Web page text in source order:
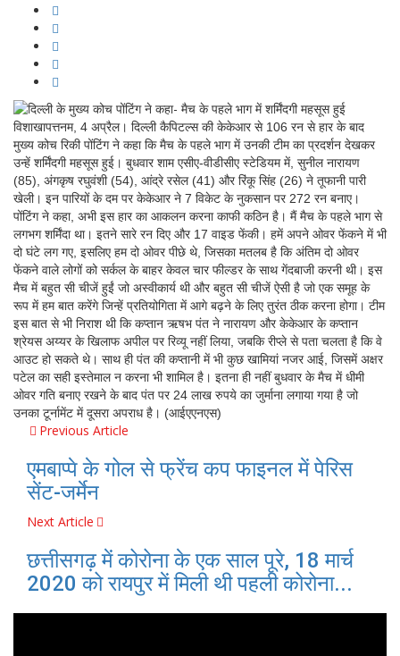
विशाखापत्तनम, 4 अप्रैल। दिल्ली कैपिटल्स की केकेआर से 106 रन से हार के बाद
मुख्य कोच रिकी पोंटिंग ने कहा कि मैच के पहले भाग में उनकी टीम का प्रदर्शन देखकर
उन्हें शर्मिंदगी महसूस हुई। बुधवार शाम एसीए-वीडीसीए स्टेडियम में, सुनील नारायण
(85), अंगकृष रघुवंशी (54), आंद्रे रसेल (41) और रिंकू सिंह (26) ने तूफानी पारी
खेली। इन पारियों के दम पर केकेआर ने 7 विकेट के नुकसान पर 272 रन बनाए।
पोंटिंग ने कहा, अभी इस हार का आकलन करना काफी कठिन है। मैं मैच के पहले भाग से
लगभग शर्मिंदा था। इतने सारे रन दिए और 17 वाइड फेंकी। हमें अपने ओवर फेंकने में भी
दो घंटे लग गए, इसलिए हम दो ओवर पीछे थे, जिसका मतलब है कि अंतिम दो ओवर
फेंकने वाले लोगों को सर्कल के बाहर केवल चार फील्डर के साथ गेंदबाजी करनी थी। इस
मैच में बहुत सी चीजें हुईं जो अस्वीकार्य थी और बहुत सी चीजें ऐसी है जो एक समूह के
रूप में हम बात करेंगे जिन्हें प्रतियोगिता में आगे बढ़ने के लिए तुरंत ठीक करना होगा। टीम
इस बात से भी निराश थी कि कप्तान ऋषभ पंत ने नारायण और केकेआर के कप्तान
श्रेयस अय्यर के खिलाफ अपील पर रिव्यू नहीं लिया, जबकि रीप्ले से पता चलता है कि वे
आउट हो सकते थे। साथ ही पंत की कप्तानी में भी कुछ खामियां नजर आई, जिसमें अक्षर
पटेल का सही इस्तेमाल न करना भी शामिल है। इतना ही नहीं बुधवार के मैच में धीमी
ओवर गति बनाए रखने के बाद पंत पर 24 लाख रुपये का जुर्माना लगाया गया है जो
उनका टूर्नामेंट में दूसरा अपराध है। (आईएएनएस)
Previous Article
एमबाप्पे के गोल से फ्रेंच कप फाइनल में पेरिस
सेंट-जर्मेन
Next Article
छत्तीसगढ़ में कोरोना के एक साल पूरे, 18 मार्च
2020 को रायपुर में मिली थी पहली कोरोना...